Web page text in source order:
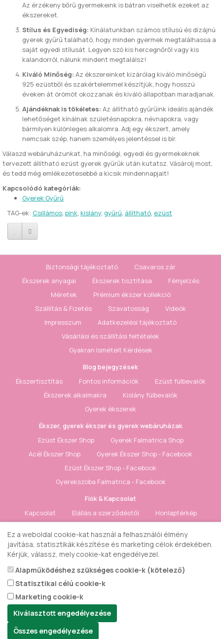
Az érzékeny bőrű gyermekeink is bátran viselhetik ezeket az
ékszereket.
Stílus és Egyediség: Kínálatunkban számos stílusú és dizájnú
gyerek gyűrű található, hogy minden gyermek megtalálhassa a
saját egyedi stílusát. Legyen szó kis hercegnőről vagy kis
kalandorról, nálunk mindent megtalálsz!
Kiváló Minőség: Az ékszereinket kizárólag kiváló minőségű
925 ezüstből és szakértelemmel készítjük, hogy hosszú
éveken át örömöt okozzanak és kiváló állapotban maradjanak.
Ajándéknak is tökéletes: Az állítható gyűrűink ideális ajándék
lehetőséget kínálnak születésnapokra, névnapokra, vagy
bármilyen különleges alkalomra. Adj egy ékszert, amely
nemcsak szép, hanem személyes jelentéssel is bír.
Válaszd webáruházunkat, ha minőségi, egyedi és gyermekeknek
tervezett állítható ezüst gyerek gyűrűk után kutatsz. Vásárolj most,
és tedd még emlékezetesebbé a kicsik mindennapjait!
Kapcsolódó kategóriák:
Gyerek Gyűrű
TAG-ek: Csillámos, pink, kislány, gyűrű, állítható, ezüst
Biztonsági tájékoztató
Csavaros zár
Ékszerek anyagai
Ékszerek tisztítása
Fémjelzés
Méretek
Prémium ékszer kollekció
Szállítás & Fizetés
Szavatosság
Videók
Impresszum
Adatkezelési tájékoztató
Vásárlási és szállítási feltételek
Gyakran Ismételt Kérdések
Blog bejegyzések
Ékszertisztítás
Fontos információk
Ezüst fülbevalók
Ékszerek alkalmakra
Kislány fülbevalók
Gyerek ékszerek
Ékszer, gyerek ékszer és gyerek webáruházak
Ezüst Ékszer Shop
Gyerek Falmatrica Shop
Acél Ékszer Shop
Gyerek Ékszer Shop - Facebook
Ezüst Ékszer Shop - Facebook
Gyerekszoba Falmatrica - Facebook
Fiók & Kapcsolat
Kapcsolat
Elállás a szerződéstől
Honlaptérkép
Gyerek ékszer Shop © 2018 - ezüst gyerek ékszerek
Ez a weboldal cookie-kat használ a felhasználói élmény
javítása, statisztikák készítése és marketing célok érdekében.
Kérjük, válassz, mely cookie-kat engedélyezel.
Alapműködéshez szükséges cookie-k (kötelező)
Statisztikai célú cookie-k
Marketing cookie-k
Kiválasztott engedélyezése
Összes engedélyezése